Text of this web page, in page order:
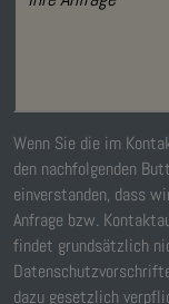
Wenn Sie die im
den nachfolgenden
einverstanden, dass
Anfrage bzw.
findet grundsätzlich
dazu gesetzlich